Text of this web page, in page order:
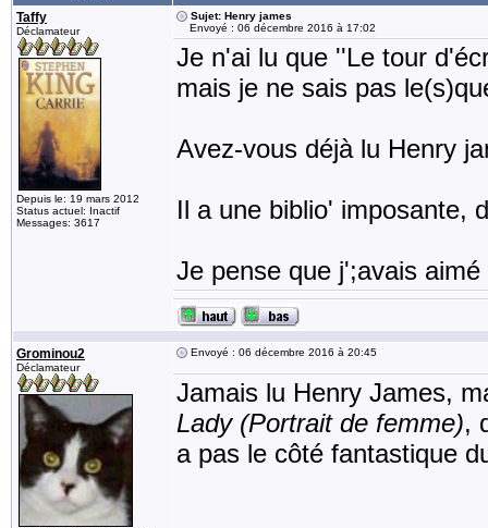
Taffy
Déclamateur
Depuis le: 19 mars 2012
Status actuel: Inactif
Messages: 3617
Sujet: Henry james
Envoyé : 06 décembre 2016 à 17:02
Je n'ai lu que ''Le tour
mais je ne sais pas
Avez-vous déjà lu Henry
Il a une biblio' imposante,
Je pense que j';avais
Grominou2
Déclamateur
Envoyé : 06 décembre 2016 à 20:45
Jamais lu Henry James,
Lady (Portrait de femme),
a pas le côté fantastique